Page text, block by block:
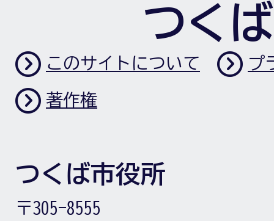
つく
このサイトについて プ
著作権
つくば市役所
〒305-8555